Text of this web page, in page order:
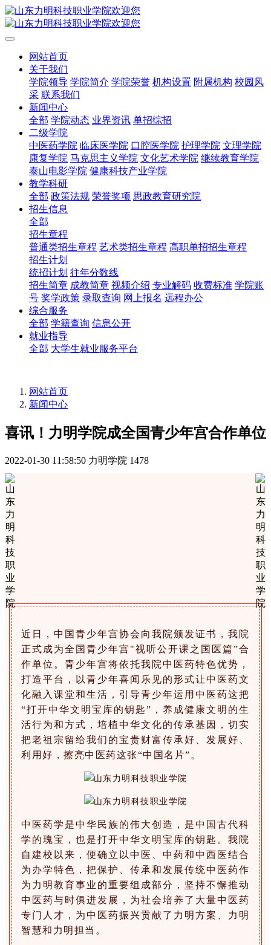
网站首页
关于我们
学院领导 学院简介 学院荣誉 机构设置 附属机构 校园风
采 联系我们
新闻中心
全部 学院动态 业界资讯 单招综招
二级学院
中医药学院 临床医学院 口腔医学院 护理学院 文理学院
康复学院 马克思主义学院 文化艺术学院 继续教育学院
泰山电影学院 健康科技产业学院
教学科研
全部 政策法规 荣誉奖项 思政教育研究院
招生信息
全部
招生章程
普通类招生章程 艺术类招生章程 高职单招招生章程
招生计划
统招计划 往年分数线
招生简章 成教简章 视频介绍 专业解码 收费标准 学院账
号 奖学政策 录取查询 网上报名 远程办公
综合服务
全部 学籍查询 信息公开
就业指导
全部 大学生就业服务平台
网站首页
新闻中心
喜讯！力明学院成全国青少年宫合作单位
2022-01-30 11:58:50 力明学院 1478
近日，中国青少年宫协会向我院颁发证书，我院
正式成为全国青少年宫"视听公开课之国医篇”合
作单位。青少年宫将依托我院中医药特色优势，
打造平台，以青少年喜闻乐见的形式让中医药文
化融入课堂和生活，引导青少年运用中医药这把
“打开中华文明宝库的钥匙”，养成健康文明的生
活行为和方式，培植中华文化的传承基因，切实
把老祖宗留给我们的宝贵财富传承好、发展好、
利用好，擦亮中医药这张“中国名片”。
中医药学是中华民族的伟大创造，是中国古代科
学的瑰宝，也是打开中华文明宝库的钥匙。我院
自建校以来，便确立以中医、中药和中西医结合
为办学特色，把保护、传承和发展传统中医药作
为力明教育事业的重要组成部分，坚持不懈推动
中医药与时俱进发展，为社会培养了大量中医药
专门人才，为中医药振兴贡献了力明方案、力明
智慧和力明担当。